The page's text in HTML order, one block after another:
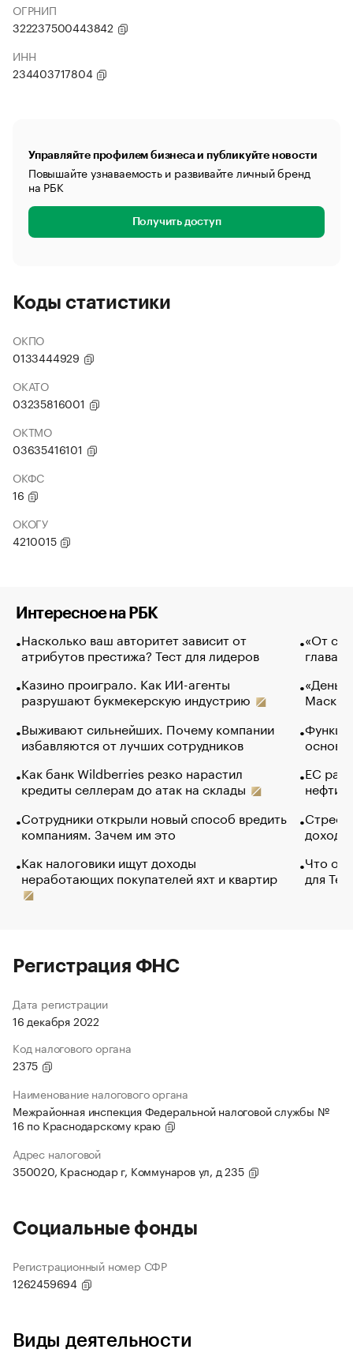
ОГРНИП
322237500443842
ИНН
234403717804
Управляйте профилем бизнеса и публикуйте новости
Повышайте узнаваемость и развивайте личный бренд
на РБК
Получить доступ
Коды статистики
ОКПО
0133444929
ОКАТО
03235816001
ОКТМО
03635416101
ОКФС
16
ОКОГУ
4210015
Интересное на РБК
Насколько ваш авторитет зависит от
атрибутов престижа? Тест для лидеров
Казино проиграло. Как ИИ-агенты
разрушают букмекерскую индустрию
Выживают сильнейших. Почему компании
избавляются от лучших сотрудников
Как банк Wildberries резко нарастил
кредиты селлерам до атак на склады
Сотрудники открыли новый способ вредить
компаниям. Зачем им это
Как налоговики ищут доходы
неработающих покупателей яхт и квартир
«От
глава
Маск в
основ
ЕС
нефти
Что
для
Регистрация ФНС
Дата регистрации
16 декабря 2022
Код налогового органа
2375
Наименование налогового органа
Межрайонная инспекция Федеральной налоговой службы №
16 по Краснодарскому краю
Адрес налоговой
350020, Краснодар г, Коммунаров ул, д 235
Социальные фонды
Регистрационный номер СФР
1262459694
Виды деятельности